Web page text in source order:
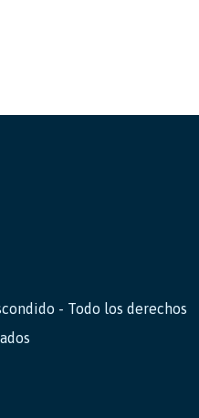
- Todo los derechos